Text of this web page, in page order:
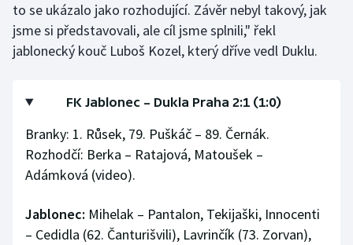
to se ukázalo jako rozhodující. Závěr nebyl takový, jak
jsme si představovali, ale cíl jsme splnili," řekl
jablonecký kouč Luboš Kozel, který dříve vedl Duklu.
FK Jablonec – Dukla Praha 2:1 (1:0)
Branky: 1. Růsek, 79. Puškáč – 89. Černák.
Rozhodčí: Berka – Ratajová, Matoušek –
Adámková (video).
Jablonec: Mihelak – Pantalon, Tekijaški, Innocenti
– Cedidla (62. Čanturišvili), Lavrinčík (73. Zorvan),